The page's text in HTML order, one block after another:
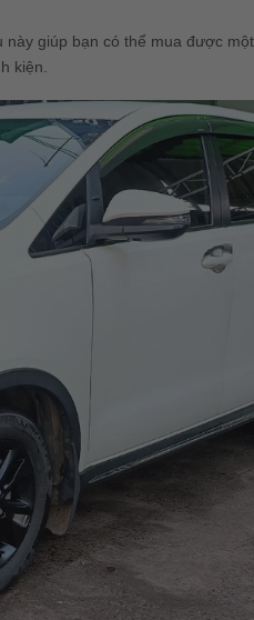
giúp bạn có thể mua được
kiện.